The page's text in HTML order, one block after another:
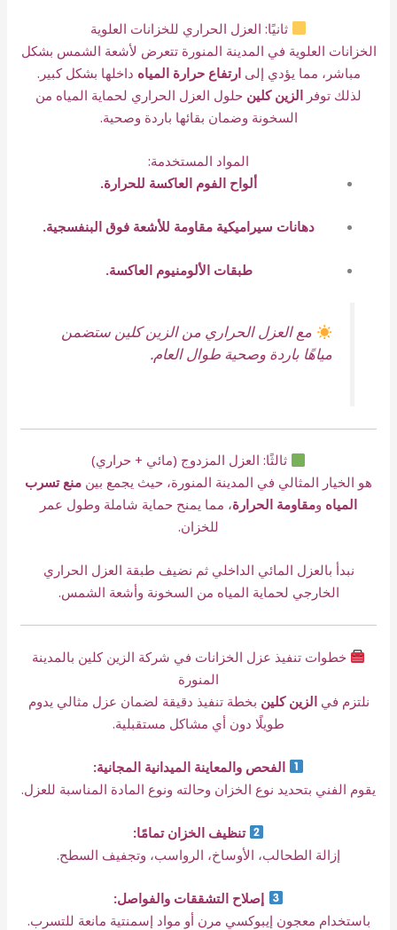
ثانيًا: العزل الحراري للخزانات العلوية
الخزانات العلوية في المدينة المنورة تتعرض لأشعة الشمس بشكل
مباشر، مما يؤدي إلىارتفاع حرارة المياه داخلها بشكل كبير.
لذلك توفر الزين كلين حلول العزل الحراري لحماية المياه من
السخونة وضمان بقائها باردة وصحية.
المواد المستخدمة:
ألواح الفوم العاكسة للحرارة.
دهانات سيراميكية مقاومة للأشعة فوق البنفسجية.
طبقات الألومنيوم العاكسة.
مع العزل الحراري من الزين كلين ستضمن
مياهًا باردة وصحية طوال العام.
ثالثًا: العزل المزدوج (مائي + حراري)
هو الخيار المثالي في المدينة المنورة، حيث يجمع بين منع تسرب
المياه ومقاومة الحرارة، مما يمنح حماية شاملة وطول عمر
للخزان.
نبدأ بالعزل المائي الداخلي ثم نضيف طبقة العزل الحراري
الخارجي لحماية المياه من السخونة وأشعة الشمس.
خطوات تنفيذ عزل الخزانات في شركة الزين كلين بالمدينة
المنورة
نلتزم فيالزين كلين بخطة تنفيذ دقيقة لضمان عزل مثالي يدوم
طويلًا دون أي مشاكل مستقبلية.
الفحص والمعاينة الميدانية المجانية:
يقوم الفني بتحديد نوع الخزان وحالته ونوع المادة المناسبة للعزل.
تنظيف الخزان تمامًا:
إزالة الطحالب، الأوساخ، الرواسب، وتجفيف السطح.
إصلاح التشققات والفواصل:
باستخدام معجون إيبوكسي مرن أو مواد إسمنتية مانعة للتسرب.